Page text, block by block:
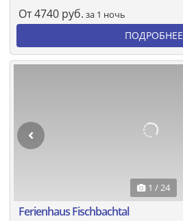
От4740 руб. за 1 ночь
ПОДРОБНЕЕ
1 / 24
Ferienhaus Fischbachtal